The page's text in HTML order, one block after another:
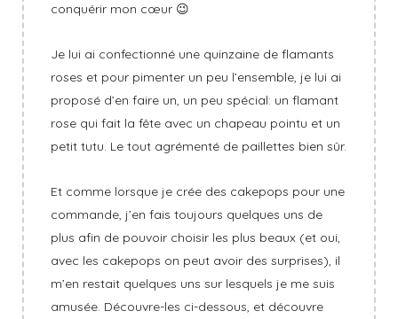
conquérir mon cœur 😉
Je lui ai confectionné une quinzaine de flamants
roses et pour pimenter un peu l’ensemble, je lui ai
proposé d’en faire un, un peu spécial: un flamant
rose qui fait la fête avec un chapeau pointu et un
petit tutu. Le tout agrémenté de paillettes bien sûr.
Et comme lorsque je crée des cakepops pour une
commande, j’en fais toujours quelques uns de
plus afin de pouvoir choisir les plus beaux (et oui,
avec les cakepops on peut avoir des surprises), il
m’en restait quelques uns sur lesquels je me suis
amusée. Découvre-les ci-dessous, et découvre